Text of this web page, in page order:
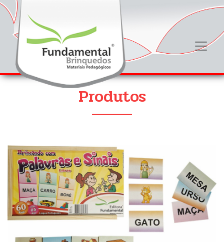
Produtos